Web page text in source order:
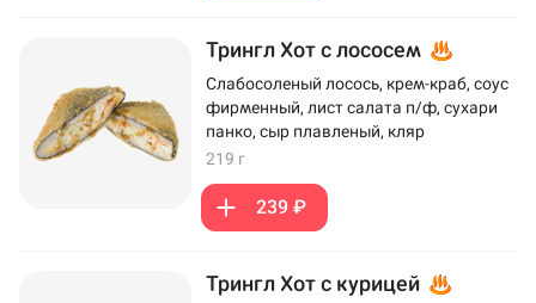
Трингл Хот с лососем
Слабосоленый лосось, крем-краб, соус
фирменный, лист салата п/ф, сухари
панко, сыр плавленый, кляр
219 г
239 ₽
Трингл Хот с курицей